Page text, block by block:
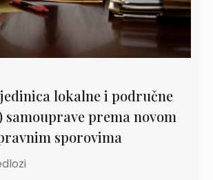
lokalne i područne
samouprave prema novom
sporovima